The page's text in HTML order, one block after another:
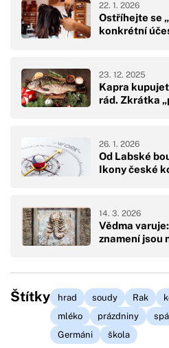
Ostříhejte se
konkrétní
22. 1. 2026
Kapra
rád. Zkrátka
23. 12. 2025
Od Labské
Ikony české
26. 1. 2026
Vědma
znamení jsou
14. 3. 2026
Štítky hrad soudy Rak
mléko
prázdniny
Germáni
škola